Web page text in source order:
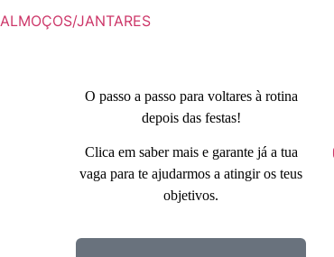
ALMOÇOS/JANTARES
O passo a passo para voltares à rotina
depois das festas!
Clica em saber mais e garante já a tua
vaga para te ajudarmos a atingir os teus
objetivos.